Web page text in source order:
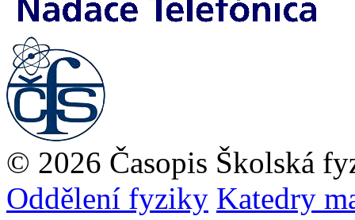
© 2026 Časopis Školská
Oddělení fyziky Katedry